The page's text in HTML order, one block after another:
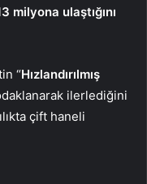
milyona ulaştığını
“Hızlandırılmış
ilerlediğini
çift haneli